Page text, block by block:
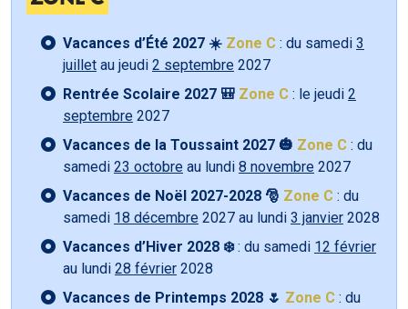
Vacances d’Été 2027 ☀️ Zone C : du samedi 3
juillet au jeudi 2 septembre 2027
Rentrée Scolaire 2027 🎒 Zone C : le jeudi 2
septembre 2027
Vacances de la Toussaint 2027 🎃 Zone C : du
samedi 23 octobre au lundi 8 novembre 2027
Vacances de Noël 2027-2028 🎅 Zone C : du
samedi 18 décembre 2027 au lundi 3 janvier 2028
Vacances d’Hiver 2028 ❄️: du samedi 12 février
au lundi 28 février 2028
Vacances de Printemps 2028 🌷 Zone C : du